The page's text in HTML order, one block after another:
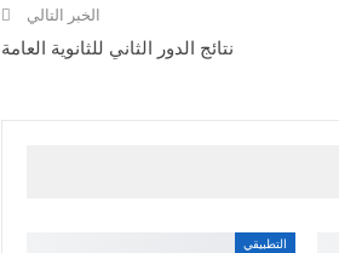
الخبر التالي
نتائج الدور الثاني للثانوية العامة
التطبيقي